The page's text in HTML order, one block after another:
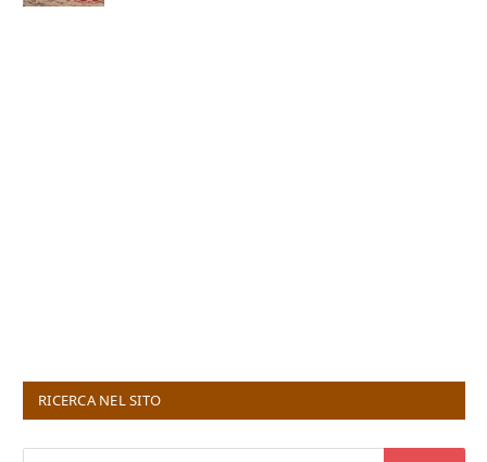
RICERCA NEL SITO